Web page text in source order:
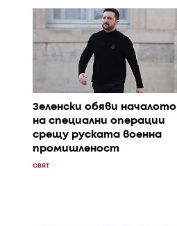
Зеленски обяви началото
на специални операции
срещу руската военна
промишленост
СВЯТ